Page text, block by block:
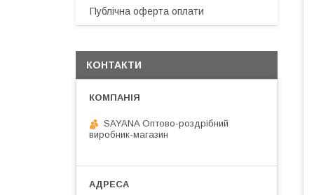
Публічна оферта оплати
КОНТАКТИ
SAYANA Оптово-роздрібний
виробник-магазин